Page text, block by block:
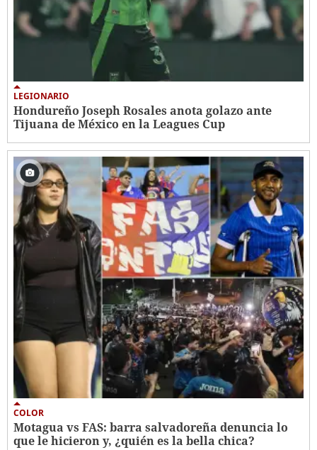
LEGIONARIO
Hondureño Joseph Rosales anota golazo ante
Tijuana de México en la Leagues Cup
COLOR
Motagua vs FAS: barra salvadoreña denuncia lo
que le hicieron y, ¿quién es la bella chica?